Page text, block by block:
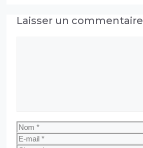
Laisser un commentaire
Nom
E-
mail